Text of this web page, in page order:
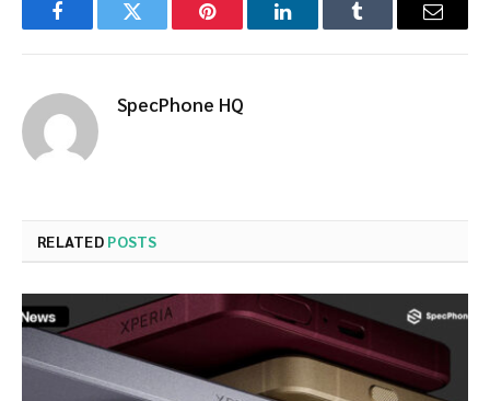
FacebookTwitter Pinterest LinkedInTumblr Email
SpecPhone HQ
RELATED POSTS